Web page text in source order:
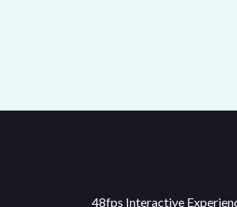
48fps Interactive